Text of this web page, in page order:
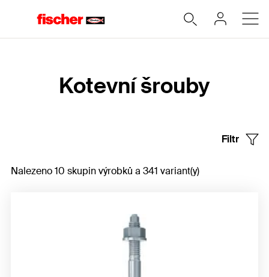
Kotevní šrouby
Filtr
Nalezeno 10 skupin výrobků a 341 variant(y)